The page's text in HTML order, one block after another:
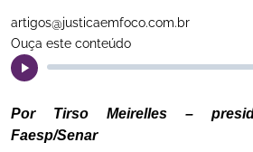
artigos@justicaemfoco.com.br
Ouça este conteúdo
Por Tirso Meirelles –
Faesp/Senar